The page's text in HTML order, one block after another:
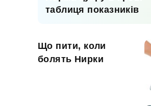
таблиця показників
Що пити, коли
болять Нирки